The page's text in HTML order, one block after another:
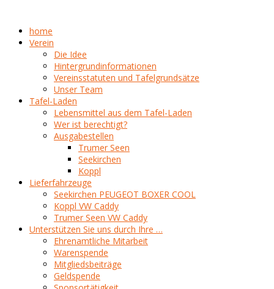
home
Verein
Die Idee
Hintergrundinformationen
Vereinsstatuten und Tafelgrundsätze
Unser Team
Tafel-Laden
Lebensmittel aus dem Tafel-Laden
Wer ist berechtigt?
Ausgabestellen
Trumer Seen
Seekirchen
Koppl
Lieferfahrzeuge
Seekirchen PEUGEOT BOXER COOL
Koppl VW Caddy
Trumer Seen VW Caddy
Unterstützen Sie uns durch Ihre …
Ehrenamtliche Mitarbeit
Warenspende
Mitgliedsbeiträge
Geldspende